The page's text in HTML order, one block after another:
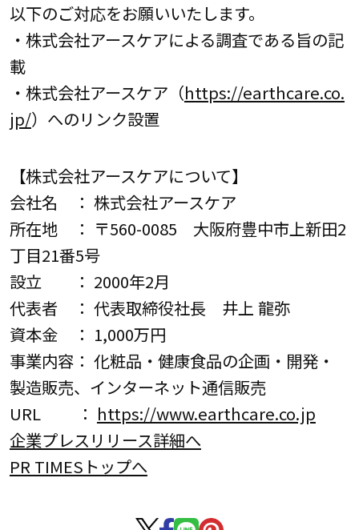
以下のご対応をお願いいたします。
・株式会社アースケアによる調査である旨の記
載
・株式会社アースケア（https://earthcare.co.
jp/）へのリンク設置
【株式会社アースケアについて】
会社名 ： 株式会社アースケア
所在地 ： 〒560-0085 大阪府豊中市上新田2
丁目21番5号
設立 ： 2000年2月
代表者 ： 代表取締役社長 井上 龍弥
資本金 ： 1,000万円
事業内容： 化粧品・健康食品の企画・開発・
製造販売、インターネット通信販売
URL ： https://www.earthcare.co.jp
企業プレスリリース詳細へ
PR TIMESトップへ